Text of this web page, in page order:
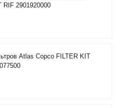
RIF 2901920000
Atlas Copco FILTER KIT